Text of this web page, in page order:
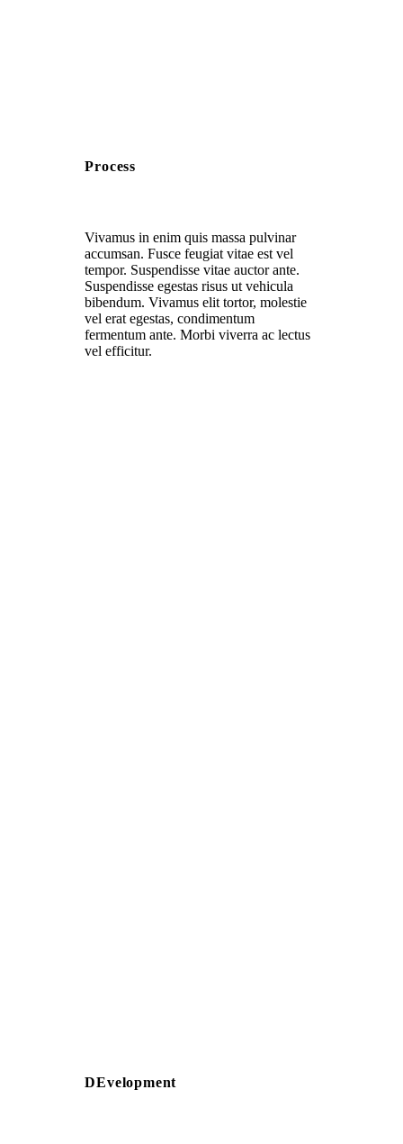
Process
Vivamus in enim quis massa pulvinar
accumsan. Fusce feugiat vitae est vel
tempor. Suspendisse vitae auctor ante.
Suspendisse egestas risus ut vehicula
bibendum. Vivamus elit tortor, molestie
vel erat egestas, condimentum
fermentum ante. Morbi viverra ac lectus
vel efficitur.
DEvelopment